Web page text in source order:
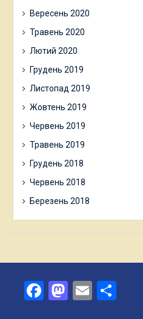
Вересень 2020
Травень 2020
Лютий 2020
Грудень 2019
Листопад 2019
Жовтень 2019
Червень 2019
Травень 2019
Грудень 2018
Червень 2018
Березень 2018
Facebook
Mastodon
Email